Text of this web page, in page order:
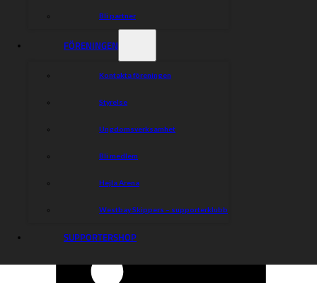
Bli partner
FÖRENINGEN
Kontakta föreningen
Styrelse
Ungdomsverksamhet
Bli medlem
Hejla Arena
Westbay Skippers – supporterklubb
SUPPORTERSHOP